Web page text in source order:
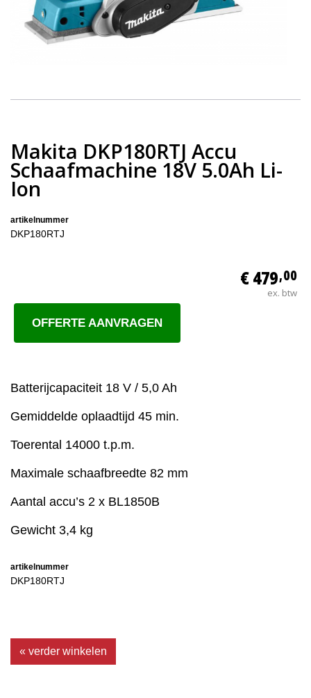
Makita DKP180RTJ Accu
Schaafmachine 18V 5.0Ah Li-
Ion
artikelnummer
DKP180RTJ
€ 479,00
ex. btw
OFFERTE AANVRAGEN
Batterijcapaciteit 18 V / 5,0 Ah
Gemiddelde oplaadtijd 45 min.
Toerental 14000 t.p.m.
Maximale schaafbreedte 82 mm
Aantal accu’s 2 x BL1850B
Gewicht 3,4 kg
artikelnummer
DKP180RTJ
« verder winkelen